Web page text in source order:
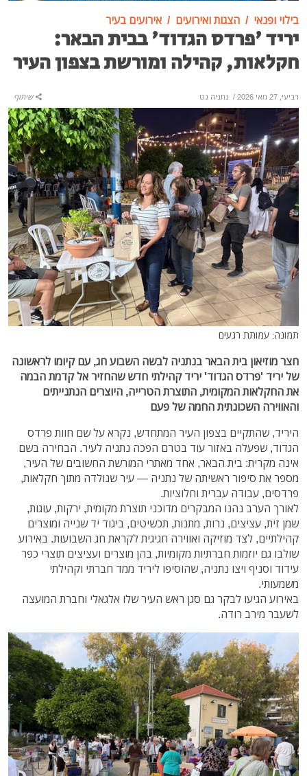
בילוי ופנאי הצגות ואירועים אירועים בעיר
יריד 'פרדס הגדוד' בבית הבאר:
חקלאות, קהילה ומורשת בצפון העיר
רביעי, 27 מאי 2026 / נתניה נט שיתוף
תמונה: עמותת רגעים
חצר מוזיאון בית הבאר בנתניה לבשה השבוע חג, עם קיומו לראשונה
של יריד 'פרדס הגדוד' יריד קהילתי חדש שהחזיר אל קדמת הבמה
את החקלאות המקומית, התוצרת הטרייה, היוצרים הנתנייתים
והאווירה השכונתית החמה של פעם
היריד, שהתקיים בצפון העיר המתחדש, נקרא על שם חוות פרדס
הגדוד, שפעלה באזור עוד בטרם הפכה נתניה לעיר. הבחירה בשם
אינה מקרית: בית הבאר, אחד מאתרי המורשת החשובים של העיר,
מספר את סיפור ראשיתה של נתניה — עיר שנולדה מתוך חקלאות,
פרדסים, עבודה עברית וחלוציות.
לאורך הערב נהנו המבקרים מדוכני תוצרת מקומית, ירקות, עוגות,
שמן זית, עציצים, נרות, מתנות, תכשיטים, ביגוד יד שנייה ומוצרים
קהילתיים, לצד מוזיקה ואווירה חגיגית לקראת חג השבועות. באירוע
שולבו גם יוזמות חברתיות מקומיות, בהן מוצרים ועציצים תוצרי כפר
עידוד וסניף ויצו נתניה, שהוסיפו ליריד ממד חברתי וקהילתי
משמעותי.
באירוע הגיעו לבקר גם סגן ראש העיר שלו אלגאלי וחברת המועצה
לשעבר מירב רודה.